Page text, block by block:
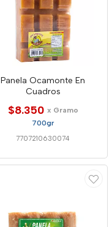
Panela Ocamonte En
Cuadros
$8.350 x Gramo
700gr
7707210630074